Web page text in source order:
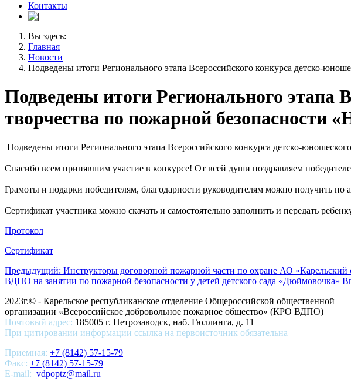
Контакты
Вы здесь:
Главная
Новости
Подведены итоги Регионального этапа Всероссийского конкурса детско-
Подведены итоги Регионального этапа
творчества по пожарной безопасности
Подведены итоги Регионального этапа Всероссийского конкурса детско-
Спасибо всем принявшим участие в конкурсе! От всей души поздравляем
Грамоты и подарки победителям, благодарности руководителям можно получить по
Сертификат участника можно скачать и самостоятельно заполнить и передать
Протокол
Сертификат
Предыдущий: Инструкторы договорной пожарной части по охране АО «Карельский
ВДПО на занятии по пожарной безопасности у детей детского сада «Дюймовочка»
2023г.© - Карельское республиканское отделение Общероссийской общественной
организации «Всероссийское добровольное пожарное общество» (КРО ВДПО)
Почтовый адрес: 185005 г. Петрозаводск, наб. Гюллинга, д. 11
При цитировании информации ссылка на первоисточник обязательна
Приемная: +7 (8142) 57-15-79
Факс: +7 (8142) 57-15-79
E-mail: vdpoptz@mail.ru